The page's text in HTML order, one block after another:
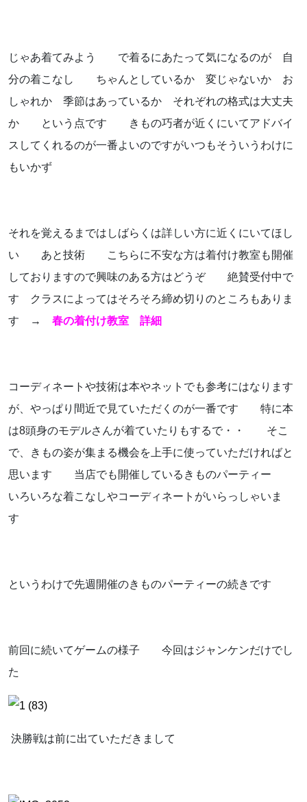
よくあるご質問
アクセス
ポリシーに関して
じゃあ着てみよう で着るにあたって気になるのが 自
分の着こなし ちゃんとしているか 変じゃないか お
しゃれか 季節はあっているか それぞれの格式は大丈夫
か という点です きもの巧者が近くにいてアドバイ
スしてくれるのが一番よいのですがいつもそういうわけに
もいかず
それを覚えるまではしばらくは詳しい方に近くにいてほし
い あと技術 こちらに不安な方は着付け教室も開催
しておりますので興味のある方はどうぞ 絶賛受付中で
す クラスによってはそろそろ締め切りのところもありま
す → 春の着付け教室 詳細
コーディネートや技術は本やネットでも参考にはなります
が、やっぱり間近で見ていただくのが一番です 特に本
は8頭身のモデルさんが着ていたりもするで・・ そこ
で、きもの姿が集まる機会を上手に使っていただければと
思います 当店でも開催しているきものパーティー
いろいろな着こなしやコーディネートがいらっしゃいま
す
というわけで先週開催のきものパーティーの続きです
前回に続いてゲームの様子 今回はジャンケンだけでし
た
決勝戦は前に出ていただきまして